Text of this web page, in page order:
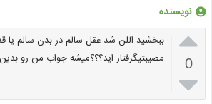
نویسنده

0

ببخشید اللن شد عقل سالم در بدن سالم یا
مصیبتیگرفتار اید؟؟؟میشه جواب من رو